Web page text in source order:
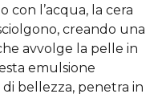
con l’acqua, la cera
creando una
avvolge la pelle in
emulsione
bellezza, penetra in